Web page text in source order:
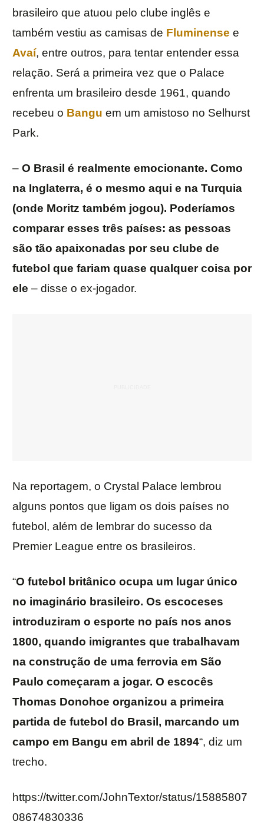
brasileiro que atuou pelo clube inglês e
também vestiu as camisas de Fluminense e
Avaí, entre outros, para tentar entender essa
relação. Será a primeira vez que o Palace
enfrenta um brasileiro desde 1961, quando
recebeu o Bangu em um amistoso no Selhurst
Park.
– O Brasil é realmente emocionante. Como
na Inglaterra, é o mesmo aqui e na Turquia
(onde Moritz também jogou). Poderíamos
comparar esses três países: as pessoas
são tão apaixonadas por seu clube de
futebol que fariam quase qualquer coisa por
ele – disse o ex-jogador.
Na reportagem, o Crystal Palace lembrou
alguns pontos que ligam os dois países no
futebol, além de lembrar do sucesso da
Premier League entre os brasileiros.
“O futebol britânico ocupa um lugar único
no imaginário brasileiro. Os escoceses
introduziram o esporte no país nos anos
1800, quando imigrantes que trabalhavam
na construção de uma ferrovia em São
Paulo começaram a jogar. O escocês
Thomas Donohoe organizou a primeira
partida de futebol do Brasil, marcando um
campo em Bangu em abril de 1894“, diz um
trecho.
https://twitter.com/JohnTextor/status/15885807
08674830336